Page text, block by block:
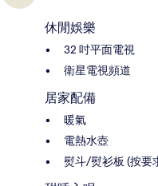
休閒娛樂
32 吋平面電視
衛星電視頻道
居家配備
暖氣
電熱水壺
熨斗/熨衫板 (按要